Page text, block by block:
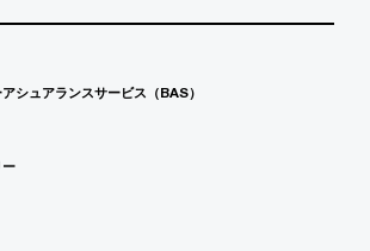
シュアランスサービス（BAS）
ー